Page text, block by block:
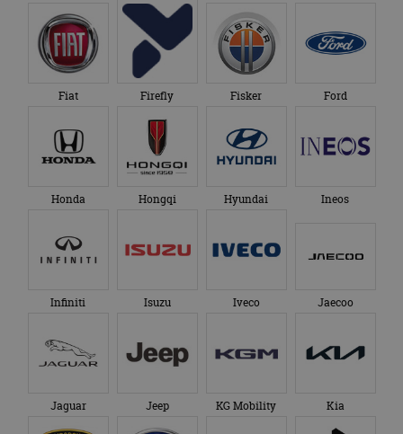
Fiat Firefly Fisker Ford
Honda Hongqi Hyundai Ineos
Infiniti Isuzu Iveco Jaecoo
Jaguar Jeep KG Mobility Kia